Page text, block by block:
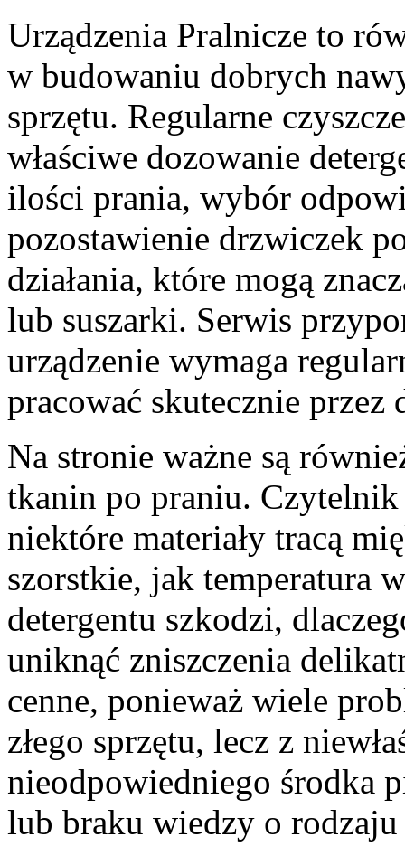
Urządzenia Pralnicze to
w budowaniu dobrych
sprzętu. Regularne
właściwe dozowanie
ilości prania, wybór
pozostawienie drzwiczek
działania, które mogą
lub suszarki. Serwis
urządzenie wymaga
pracować skutecznie przez
Na stronie ważne są
tkanin po praniu. Czytelnik
niektóre materiały tracą
szorstkie, jak temperatura
detergentu szkodzi,
uniknąć zniszczenia
cenne, ponieważ wiele
złego sprzętu, lecz z
nieodpowiedniego środka
lub braku wiedzy o rodzaju